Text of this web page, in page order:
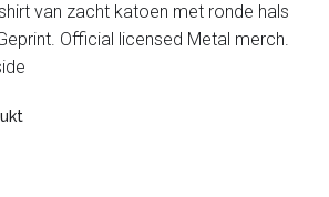
van zacht katoen met ronde hals
Official licensed Metal merch.